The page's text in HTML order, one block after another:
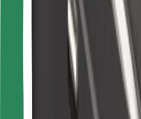
Sprendimai miestams
Oro uostai
„Bolt“ įkrovimo stotelės
Keleiviams